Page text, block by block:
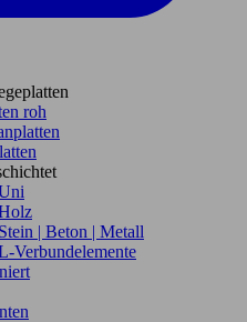
roh
| Beton | Metall
Verbundelemente